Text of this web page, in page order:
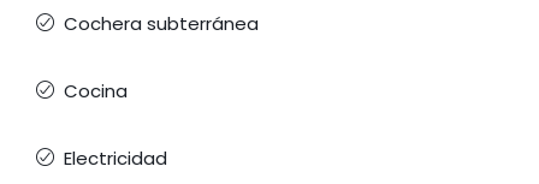
Cochera subterránea
Cocina
Electricidad